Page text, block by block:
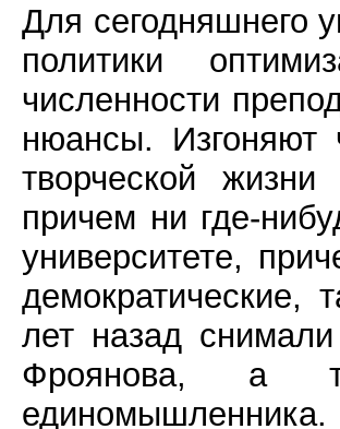
Для сегодняшнего
политики
численности
нюансы. Изгоняют
творческой
причем ни где-
университете,
демократические,
лет назад
Фроянова, а